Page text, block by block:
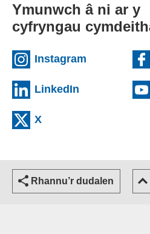
Ymunwch â ni ar y
cyfryngau
Instagram (external
LinkedIn (external
X
Rhannu’r dudalen